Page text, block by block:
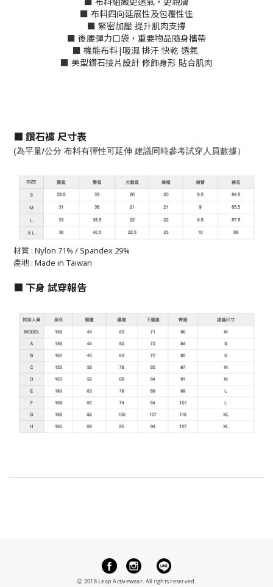
■ 布料四向延展性及包覆性佳
■ 緊密加壓 提升肌肉支撐
■ 後腰彈力口袋，重要物品隨身攜帶
■ 機能布料|吸濕 排汗 快乾 透氣
■ 美型鑽石接片設計 修飾身形 貼合肌肉
■ 鑽石褲 尺寸表
(為平量/公分 布料有彈性可延伸 建議同時參考試穿人員數據）
材質 : Nylon 71% / Spandex 29%
產地 : Made in Taiwan
■ 下身 試穿報告
ⓒ 2018 Leap Activewear. All rights reserved.